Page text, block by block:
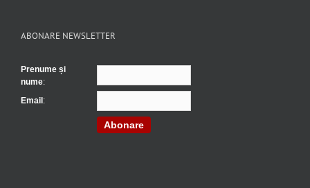
ABONARE NEWSLETTER
Prenume și
nume:
Email:
Abonare